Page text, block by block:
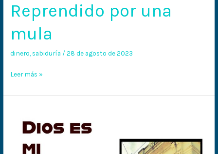
Reprendido por una
mula
dinero, sabiduría /28 de agosto de 2023
Leer más »
defensa